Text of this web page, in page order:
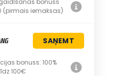
dziļuma un
bonuss
(pirmais iemaksas)
SAŅEMT
bonuss: 100%
100€